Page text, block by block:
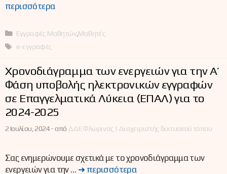
περισσότερα
Κατηγορίες
Εγγραφές Μαθητών Μαθητές
Ετικέτες
e-εγγραφές
Χρονοδιάγραμμα των ενεργειών για την Α’
Φάση υποβολής ηλεκτρονικών εγγραφών
σε Επαγγελματικά Λύκεια (ΕΠΑΛ) για το
2024-2025
2 Ιουλίου, 2024 -από ΔΔΕ Φλώρινας | Διαχειριστής δικτυακού τόπου
Σας ενημερώνουμε σχετικά με το χρονοδιάγραμμα των
ενεργειών για την … ➜ περισσότερα